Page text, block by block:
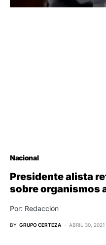
Nacional
Presidente alista
sobre organismos
Por: Redacción
BY GRUPO CERTEZA ABRIL 30, 2021